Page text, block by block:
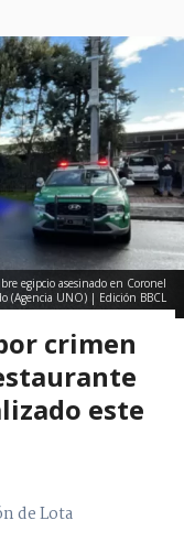
egipcio asesinado en Coronel
(Agencia UNO) | Edición BBCL
crimen
este
de Lota